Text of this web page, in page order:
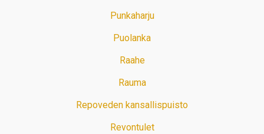
Punkaharju
Puolanka
Raahe
Rauma
Repoveden kansallispuisto
Revontulet